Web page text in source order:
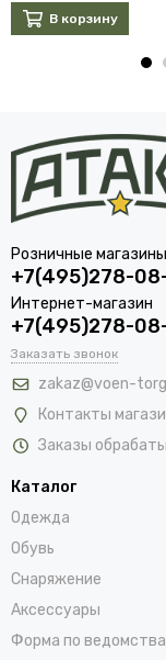
В корзину
Розничные магазины
+7(495)278-
Интернет-магазин
+7(495)278-
Заказать звонок
zakaz@voen-
Контакты
Заказы
Каталог
Одежда
Обувь
Снаряжение
Аксессуары
Форма по